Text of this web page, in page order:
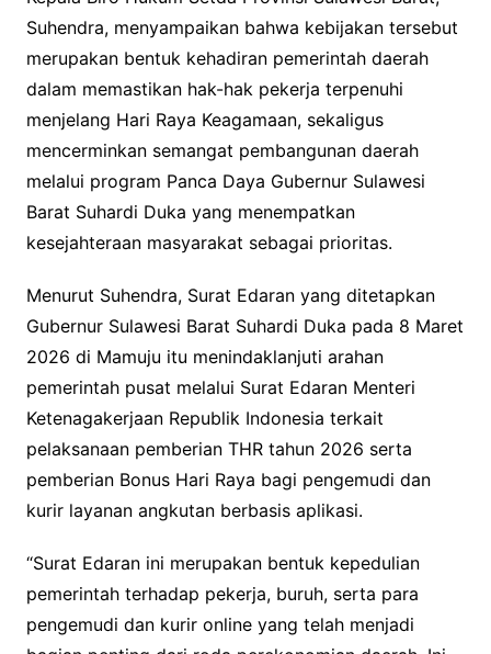
Suhendra, menyampaikan bahwa kebijakan tersebut
merupakan bentuk kehadiran pemerintah daerah
dalam memastikan hak-hak pekerja terpenuhi
menjelang Hari Raya Keagamaan, sekaligus
mencerminkan semangat pembangunan daerah
melalui program Panca Daya Gubernur Sulawesi
Barat Suhardi Duka yang menempatkan
kesejahteraan masyarakat sebagai prioritas.
Menurut Suhendra, Surat Edaran yang ditetapkan
Gubernur Sulawesi Barat Suhardi Duka pada 8 Maret
2026 di Mamuju itu menindaklanjuti arahan
pemerintah pusat melalui Surat Edaran Menteri
Ketenagakerjaan Republik Indonesia terkait
pelaksanaan pemberian THR tahun 2026 serta
pemberian Bonus Hari Raya bagi pengemudi dan
kurir layanan angkutan berbasis aplikasi.
“Surat Edaran ini merupakan bentuk kepedulian
pemerintah terhadap pekerja, buruh, serta para
pengemudi dan kurir online yang telah menjadi